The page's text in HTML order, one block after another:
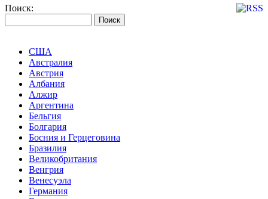
Поиск:
США
Австралия
Австрия
Албания
Алжир
Аргентина
Бельгия
Болгария
Босния и Герцеговина
Бразилия
Великобритания
Венгрия
Венесуэла
Германия